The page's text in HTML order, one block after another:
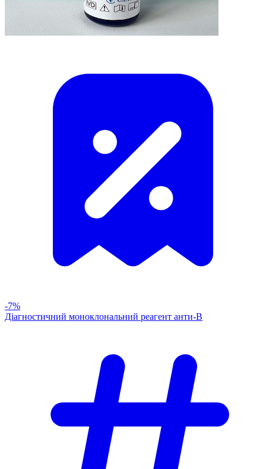
-7%
Діагностичний моноклональний реагент анти-В